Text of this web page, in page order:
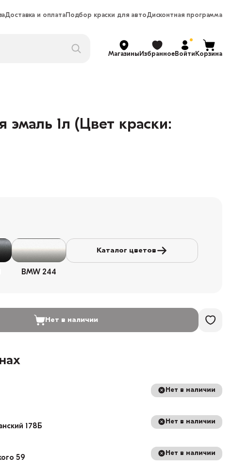
Доставка и оплатаПодбор краски для автоДисконтная программа
МагазиныИзбранноеВойтиКорзина
эмаль 1л (Цвет краски:
BMW 244
Каталог цветов
Нет в наличии
Нет в наличии
178Б
Нет в наличии
59
Нет в наличии